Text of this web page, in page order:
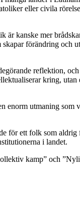
eller civila
kanske mer
förändring och
reflektion,
kring,
enorm utmaning som
för ett folk som aldrig
i landet.
kamp” och